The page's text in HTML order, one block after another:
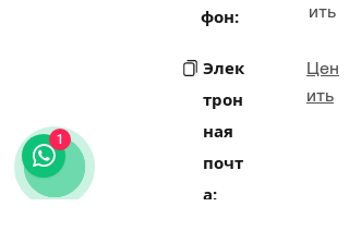
фон:
ить
Элек
трон
ная
почт
а:
Цен
ить
1